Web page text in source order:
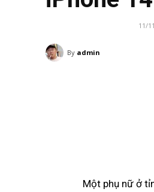
11/
By admin
Một phụ nữ ở